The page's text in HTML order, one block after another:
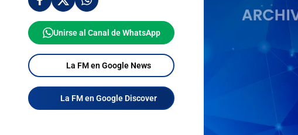
Unirse al Canal de WhatsApp
La FM en Google News
La FM en Google Discover